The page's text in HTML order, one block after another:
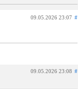
09.05.2026 23:07 #
09.05.2026 23:08 #